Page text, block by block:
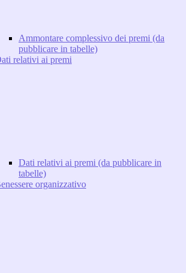
Ammontare complessivo dei premi (da
pubblicare in tabelle)
relativi ai premi
Dati relativi ai premi (da pubblicare in
tabelle)
organizzativo